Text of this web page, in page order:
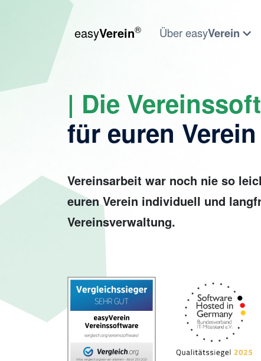
easyVerein® Über easyVerein
| Die
für euren Verein
Vereinsarbeit war noch nie so
euren Verein individuell und
Vereinsverwaltung.